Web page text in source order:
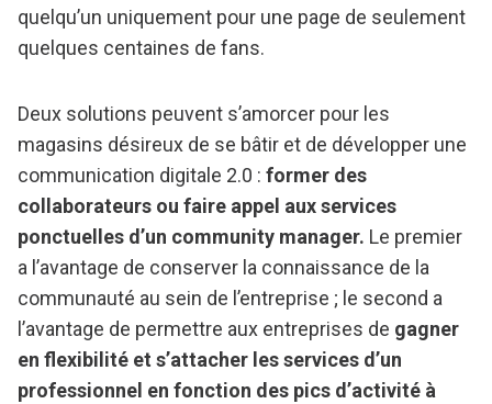
quelqu’un uniquement pour une page de seulement
quelques centaines de fans.
Deux solutions peuvent s’amorcer pour les
magasins désireux de se bâtir et de développer une
communication digitale 2.0 : former des
collaborateurs ou faire appel aux services
ponctuelles d’un community manager. Le premier
a l’avantage de conserver la connaissance de la
communauté au sein de l’entreprise ; le second a
l’avantage de permettre aux entreprises de gagner
en flexibilité et s’attacher les services d’un
professionnel en fonction des pics d’activité à